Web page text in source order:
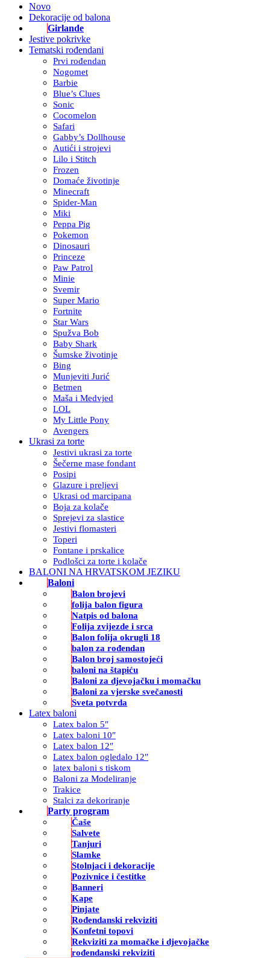
Novo
Dekoracije od balona
Girlande
Jestive pokrivke
Tematski rođendani
Prvi rođendan
Nogomet
Barbie
Blue’s Clues
Sonic
Cocomelon
Safari
Gabby’s Dollhouse
Autići i strojevi
Lilo i Stitch
Frozen
Domaće životinje
Minecraft
Spider-Man
Miki
Peppa Pig
Pokemon
Dinosauri
Princeze
Paw Patrol
Minie
Svemir
Super Mario
Fortnite
Star Wars
Spužva Bob
Baby Shark
Šumske životinje
Bing
Munjeviti Jurić
Betmen
Maša i Medvjed
LOL
My Little Pony
Avengers
Ukrasi za torte
Jestivi ukrasi za torte
Šečerne mase fondant
Posipi
Glazure i preljevi
Ukrasi od marcipana
Boja za kolače
Sprejevi za slastice
Jestivi flomasteri
Toperi
Fontane i prskalice
Podlošci za torte i kolače
BALONI NA HRVATSKOM JEZIKU
Baloni
Balon brojevi
folija balon figura
Natpis od balona
Folija zvijezde i srca
Balon folija okrugli 18
balon za rođendan
Balon broj samostojeći
baloni na štapiću
Baloni za djevojačku i momačku
Baloni za vjerske svečanosti
Sveta potvrda
Latex baloni
Latex balon 5″
Latex baloni 10″
Latex balon 12″
Latex balon ogledalo 12″
latex baloni s tiskom
Baloni za Modeliranje
Trakice
Stalci za dekoriranje
Party program
Čaše
Salvete
Tanjuri
Slamke
Stolnjaci i dekoracije
Pozivnice i čestitke
Banneri
Kape
Pinjate
Rođendanski rekviziti
Konfetni topovi
Rekviziti za momačke i djevojačke
rođendanski rekviziti